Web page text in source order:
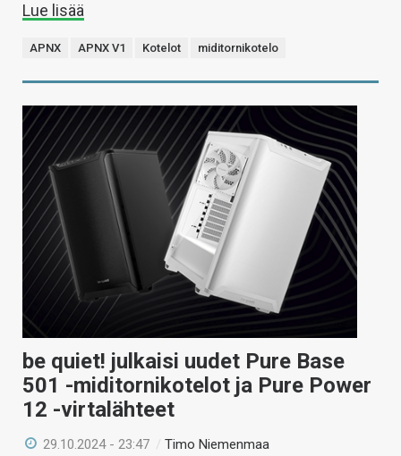
Lue lisää
APNX APNX V1 Kotelot miditornikotelo
be quiet! julkaisi uudet Pure Base
501 -miditornikotelot ja Pure Power
12 -virtalähteet
29.10.2024 - 23:47 /Timo Niemenmaa